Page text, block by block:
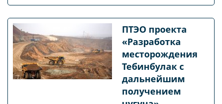
ПТЭО проекта
«Разработка
месторождения
Тебинбулак с
дальнейшим
получением